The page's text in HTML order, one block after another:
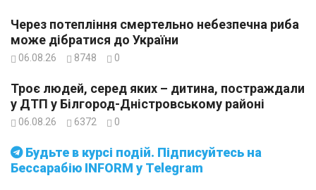
Будьте в курсі подій. Підписуйтесь на
Бессарабію INFORM у Telegram
Через потепління смертельно небезпечна риба
може дібратися до України
06.08.26 8748 0
Троє людей, серед яких – дитина, постраждали
у ДТП у Білгород-Дністровському районі
06.08.26 6372 0